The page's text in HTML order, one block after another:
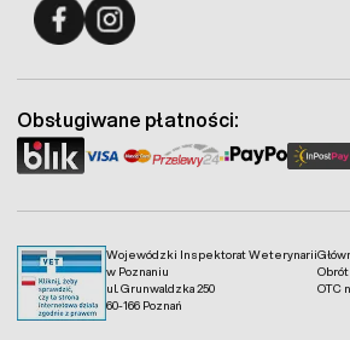
Wojewódzki Inspektorat Weterynarii
w Poznaniu
ul. Grunwaldzka 250
60-166 Poznań
OTC
Obsługiwane płatności: